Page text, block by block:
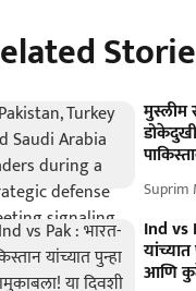
मुस्लीम
Suprim
Ind vs
आणि